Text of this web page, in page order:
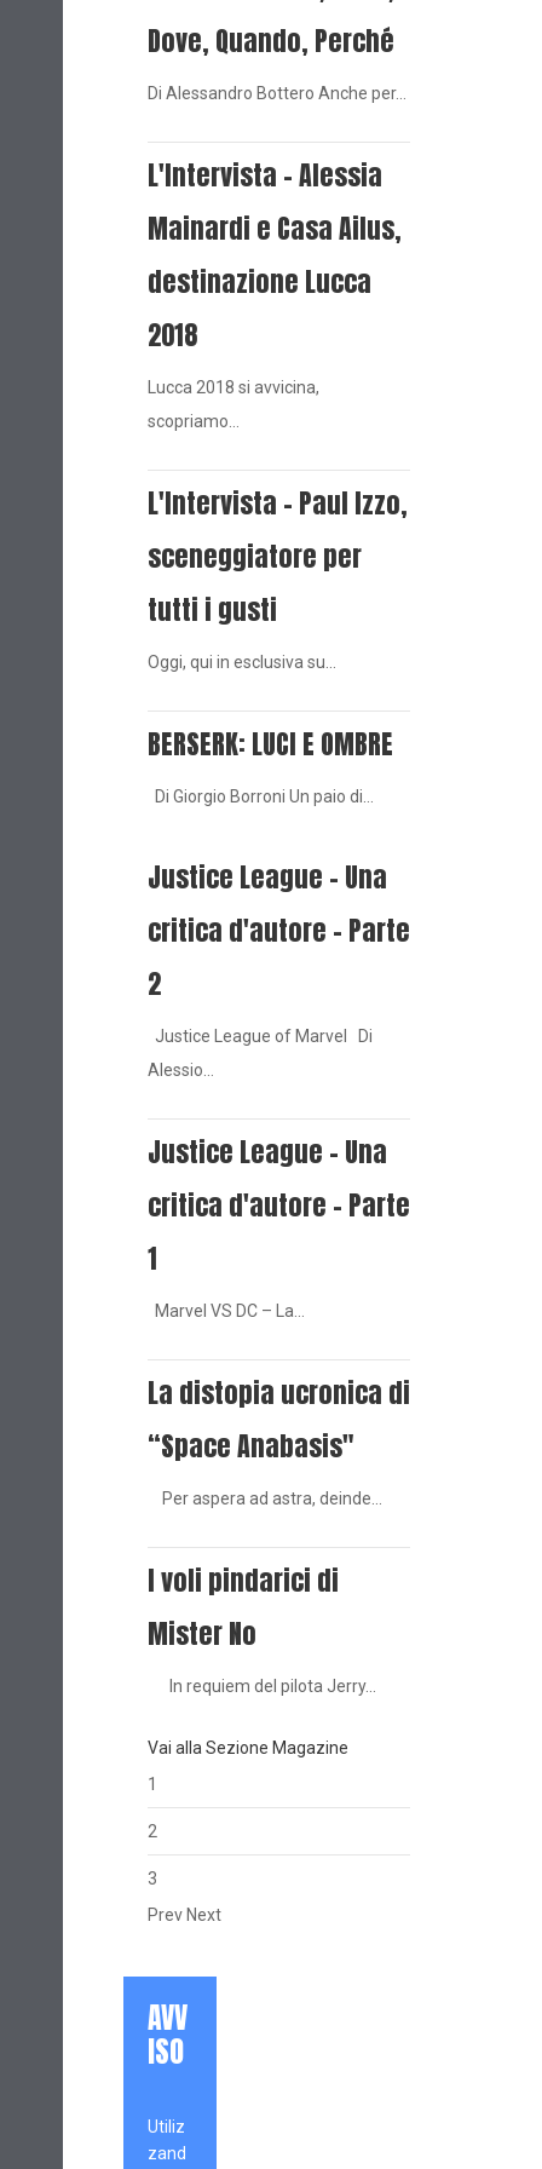
Dove, Quando, Perché
Di Alessandro Bottero Anche per…
L'Intervista - Alessia
Mainardi e Casa Ailus,
destinazione Lucca
2018
Lucca 2018 si avvicina,
scopriamo…
L'Intervista - Paul Izzo,
sceneggiatore per
tutti i gusti
Oggi, qui in esclusiva su…
BERSERK: LUCI E OMBRE
Di Giorgio Borroni Un paio di…
Justice League - Una
critica d'autore - Parte
2
Justice League of Marvel Di
Alessio…
Justice League - Una
critica d'autore - Parte
1
Marvel VS DC – La…
La distopia ucronica di
“Space Anabasis"
Per aspera ad astra, deinde…
I voli pindarici di
Mister No
In requiem del pilota Jerry…
Vai alla Sezione Magazine
1
2
3
PrevNext
AVV
ISO
Utiliz
zand